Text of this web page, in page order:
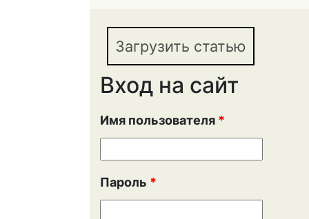
Загрузить статью
Вход на сайт
Имя пользователя *
Пароль *